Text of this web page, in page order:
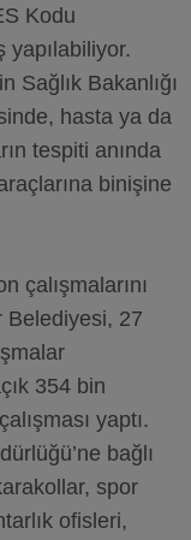
Kodu
yapılabiliyor.
Sağlık Bakanlığı
hasta ya da
tespiti anında
binişine
çalışmalarını
Belediyesi, 27
354 bin
yaptı.
bağlı
spor
ofisleri,